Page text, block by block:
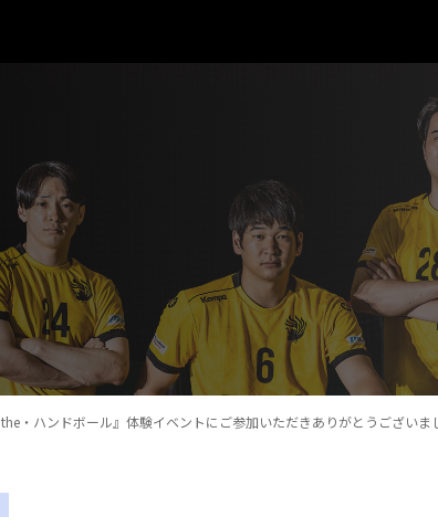
・ハンドボール』体験イベントにご参加いただきありがとうございま